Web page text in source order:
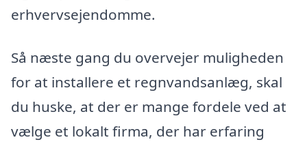
erhvervsejendomme.
Så næste gang du overvejer muligheden
for at installere et regnvandsanlæg, skal
du huske, at der er mange fordele ved at
vælge et lokalt firma, der har erfaring